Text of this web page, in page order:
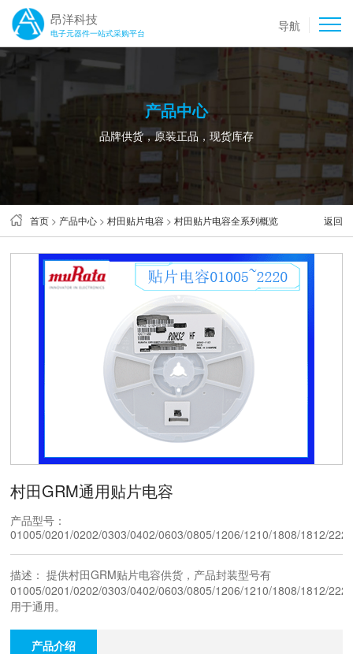
昂洋科技
电子元器件一站式采购平台 导航
产品中心
品牌供货，原装正品，现货库存
首页 > 产品中心 >村田贴片电容 >村田贴片电容全系列概览 返回
村田GRM通用贴片电容
产品型号：
01005/0201/0202/0303/0402/0603/0805/1206/1210/1808/1812/
描述： 提供村田GRM贴片电容供货，产品封装型号有
01005/0201/0202/0303/0402/0603/0805/1206/1210/1808/1812/
用于通用。
产品介绍